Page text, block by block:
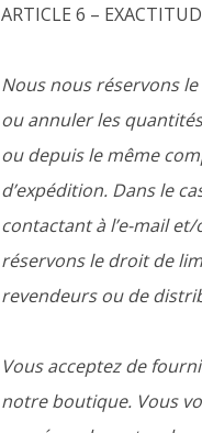
ARTICLE 6 –
Nous nous réservons
ou annuler les
ou depuis le même
d’expédition. Dans le
contactant à l’e-mail
réservons le droit de
revendeurs ou de
Vous acceptez de
notre boutique. Vous